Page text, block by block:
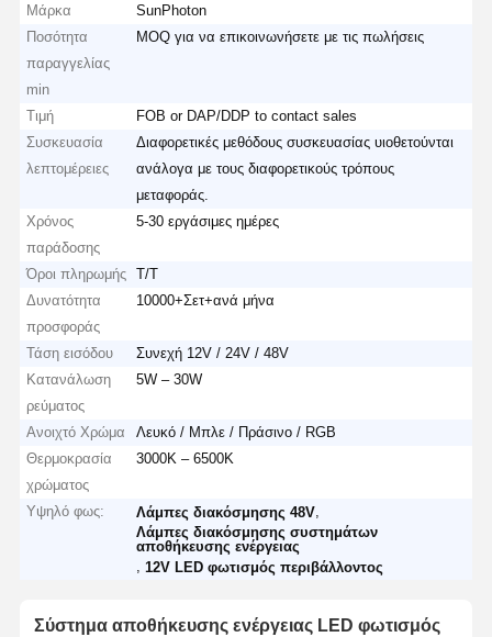
Μάρκα
SunPhoton
Ποσότητα
παραγγελίας
min
MOQ για να επικοινωνήσετε με τις πωλήσεις
Τιμή
FOB or DAP/DDP to contact sales
Συσκευασία
λεπτομέρειες
Διαφορετικές μεθόδους συσκευασίας υιοθετούνται
ανάλογα με τους διαφορετικούς τρόπους
μεταφοράς.
Χρόνος
παράδοσης
5-30 εργάσιμες ημέρες
Όροι πληρωμής
T/T
Δυνατότητα
προσφοράς
10000+Σετ+ανά μήνα
Τάση εισόδου
Συνεχή 12V / 24V / 48V
Κατανάλωση
ρεύματος
5W – 30W
Ανοιχτό Χρώμα
Λευκό / Μπλε / Πράσινο / RGB
Θερμοκρασία
χρώματος
3000K – 6500K
Υψηλό φως: Λάμπες διακόσμησης 48V
Λάμπες διακόσμησης συστημάτων
αποθήκευσης ενέργειας
,12V LED φωτισμός περιβάλλοντος
Σύστημα αποθήκευσης ενέργειας LED φωτισμός